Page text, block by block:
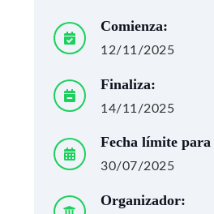
Comienza:
12/11/2025
Finaliza:
14/11/2025
Fecha límite para
30/07/2025
Organizador: